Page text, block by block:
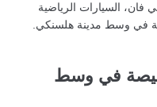
فان، السيارات الرياضية
في وسط مدينة هلسنكي.
في وسط